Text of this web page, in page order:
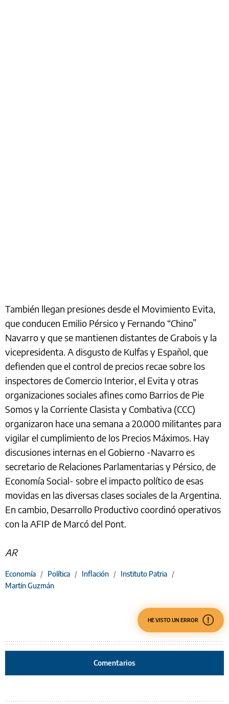
También llegan presiones desde el Movimiento Evita,
que conducen Emilio Pérsico y Fernando “Chino”
Navarro y que se mantienen distantes de Grabois y la
vicepresidenta. A disgusto de Kulfas y Español, que
defienden que el control de precios recae sobre los
inspectores de Comercio Interior, el Evita y otras
organizaciones sociales afines como Barrios de Pie
Somos y la Corriente Clasista y Combativa (CCC)
organizaron hace una semana a 20.000 militantes para
vigilar el cumplimiento de los Precios Máximos. Hay
discusiones internas en el Gobierno -Navarro es
secretario de Relaciones Parlamentarias y Pérsico, de
Economía Social- sobre el impacto político de esas
movidas en las diversas clases sociales de la Argentina.
En cambio, Desarrollo Productivo coordinó operativos
con la AFIP de Marcó del Pont.
AR
Economía / Política / Inflación / Instituto Patria /
Martín Guzmán
HE VISTO UN ERROR
Comentarios